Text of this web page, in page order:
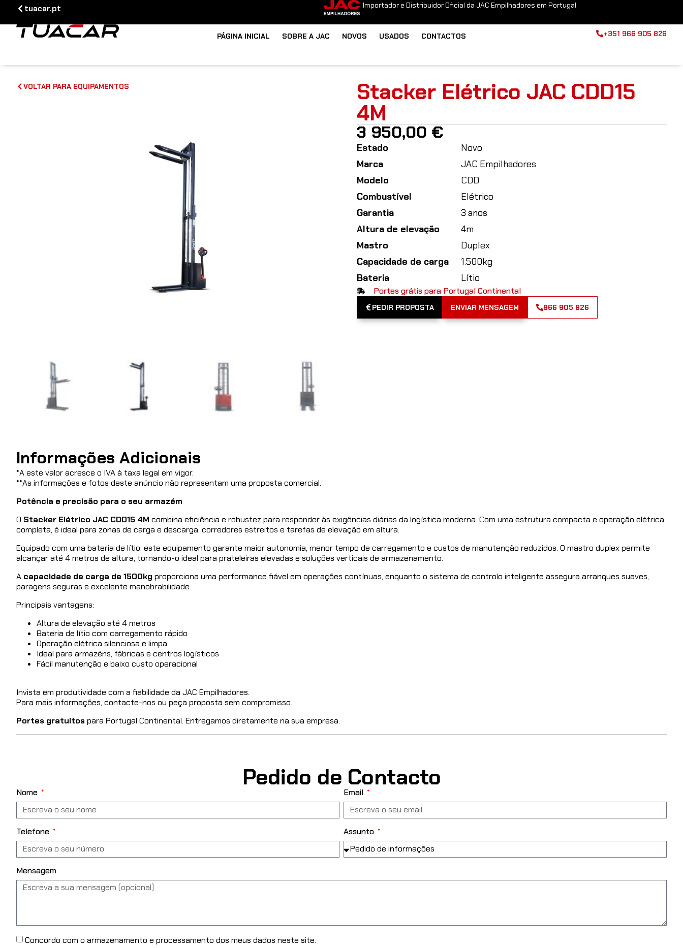
tuacar.pt Importador e Distribuidor Oficial da JAC Empilhadores em Portugal
PÁGINA INICIAL SOBRE A JAC NOVOS USADOS CONTACTOS +351 966 905 826
VOLTAR PARA EQUIPAMENTOS Stacker Elétrico JAC CDD15
4M
3 950,00 €
Estado
Novo
Marca
JAC Empilhadores
Modelo
CDD
Combustível
Elétrico
Garantia
3 anos
Altura de elevação
4m
Mastro
Duplex
Capacidade de carga
1.500kg
Bateria
Lítio
Portes grátis para Portugal Continental
PEDIR PROPOSTA ENVIAR MENSAGEM 966 905 826
Informações Adicionais
*A este valor acresce o IVA à taxa legal em vigor.
**As informações e fotos deste anúncio não representam uma proposta comercial.
Potência e precisão para o seu armazém
O Stacker Elétrico JAC CDD15 4M combina eficiência e robustez para responder às exigências diárias da logística moderna. Com uma estrutura compacta e operação elétrica
completa, é ideal para zonas de carga e descarga, corredores estreitos e tarefas de elevação em altura.
Equipado com uma bateria de lítio, este equipamento garante maior autonomia, menor tempo de carregamento e custos de manutenção reduzidos. O mastro duplex permite
alcançar até 4 metros de altura, tornando-o ideal para prateleiras elevadas e soluções verticais de armazenamento.
A capacidade de carga de 1500kg proporciona uma performance fiável em operações contínuas, enquanto o sistema de controlo inteligente assegura arranques suaves,
paragens seguras e excelente manobrabilidade.
Principais vantagens:
Altura de elevação até 4 metros
Bateria de lítio com carregamento rápido
Operação elétrica silenciosa e limpa
Ideal para armazéns, fábricas e centros logísticos
Fácil manutenção e baixo custo operacional
Invista em produtividade com a fiabilidade da JAC Empilhadores.
Para mais informações, contacte-nos ou peça proposta sem compromisso.
Portes gratuitospara Portugal Continental. Entregamos diretamente na sua empresa.
Pedido de Contacto
Nome Email
Telefone Assunto
Mensagem
Concordo com o armazenamento e processamento dos meus dados neste site.